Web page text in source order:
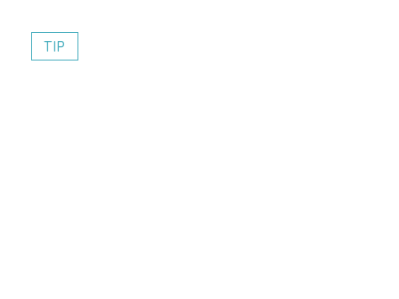
TIP